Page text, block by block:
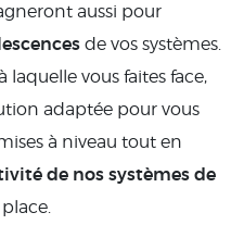
aussi pour
de vos systèmes.
vous faites face,
adaptée pour vous
à niveau tout en
de nos systèmes de